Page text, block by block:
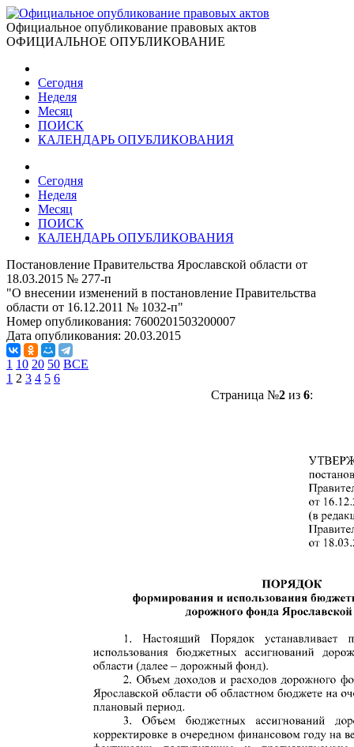
Официальное опубликование правовых актов
ОФИЦИАЛЬНОЕ ОПУБЛИКОВАНИЕ
Сегодня
Неделя
Месяц
ПОИСК
КАЛЕНДАРЬ ОПУБЛИКОВАНИЯ
Сегодня
Неделя
Месяц
ПОИСК
КАЛЕНДАРЬ ОПУБЛИКОВАНИЯ
Постановление Правительства Ярославской области от
18.03.2015 № 277-п
"О внесении изменений в постановление Правительства
области от 16.12.2011 № 1032-п"
Номер опубликования: 7600201503200007
Дата опубликования: 20.03.2015
1 10 20 50 ВСЕ
1 2 3 4 5 6
Страница №2из 6: